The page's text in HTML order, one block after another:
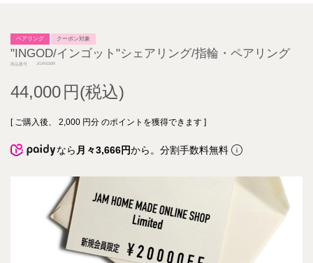
ペアリング クーポン対象
"INGOD/インゴット"シェアリング/指輪・ペアリング
商品番号 JGRI030R
44,000
[ ご購入後、 2,000 円分 のポイントを獲得できます ]
なら 月々3,666円から。分割手数料無料